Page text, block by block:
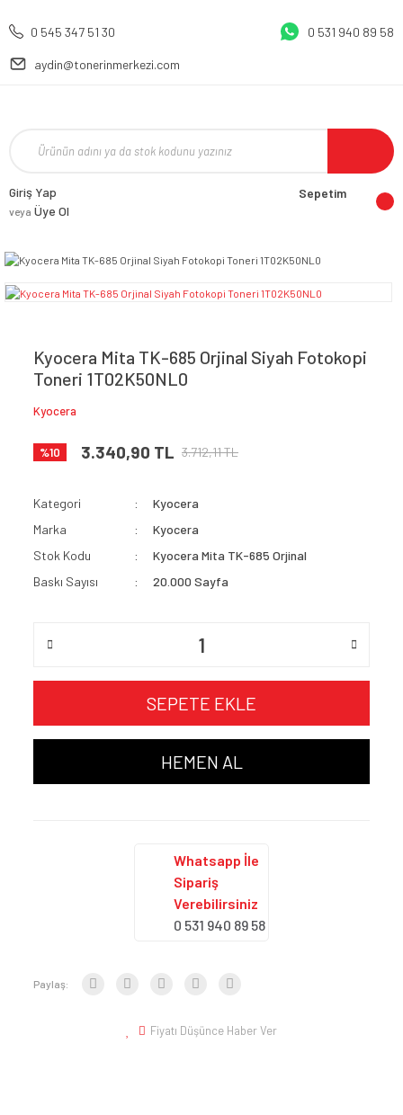
0 545 347 51 30 0 531 940 89 58
aydin@tonerinmerkezi.com
Giriş Yap
veya Üye Ol
Sepetim
Kyocera Mita TK-685 Orjinal Siyah Fotokopi
Toneri 1T02K50NL0
Kyocera
%10 3.340,90 TL 3.712,11 TL
Kategori
Kyocera
Marka
Kyocera
Stok Kodu
Kyocera Mita TK-685 Orjinal
Baskı Sayısı
20.000 Sayfa
SEPETE EKLE
HEMEN AL
Whatsapp İle
Sipariş
Verebilirsiniz
0 531 940 89 58
Paylaş:
Fiyatı Düşünce Haber Ver